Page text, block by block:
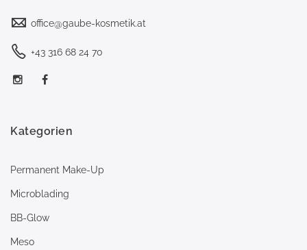
office@gaube-kosmetik.at
+43 316 68 24 70
Kategorien
Permanent Make-Up
Microblading
BB-Glow
Meso